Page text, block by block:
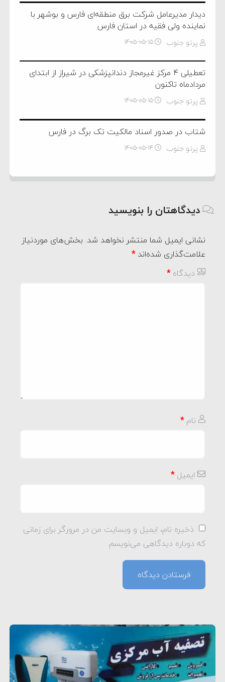
دیدار مدیرعامل شرکت برق منطقه‌ای فارس و بوشهر با
نماینده ولی فقیه در استان فارس
پرتو جنوب ۱۴۰۵-۰۵-۱۵
تعطیلی ۴ مرکز غیرمجاز دندانپزشکی در شیراز از ابتدای
مردادماه تاکنون
پرتو جنوب ۱۴۰۵-۰۵-۱۵
شتاب در صدور اسناد مالکیت تک برگ در فارس
پرتو جنوب ۱۴۰۵-۰۵-۱۴
دیدگاهتان را بنویسید
نشانی ایمیل شما منتشر نخواهد شد. بخش‌های موردنیاز
علامت‌گذاری شده‌اند*
دیدگاه*
نام*
ایمیل*
ذخیره نام، ایمیل و وبسایت من در مرورگر برای زمانی
که دوباره دیدگاهی می‌نویسم.